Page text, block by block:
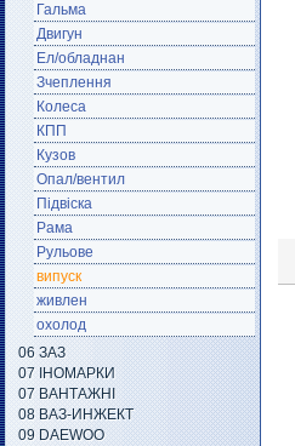
Гальма
Двигун
Ел/обладнан
Зчеплення
Колеса
КПП
Кузов
Опал/вентил
Підвіска
Рама
Рульове
випуск
живлен
охолод
06 ЗАЗ
07 ІНОМАРКИ
07 ВАНТАЖНІ
08 ВАЗ-ИНЖЕКТ
09 DAEWOO